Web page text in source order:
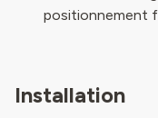
positionnement
Installation